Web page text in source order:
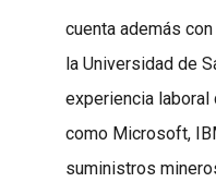
cuenta además
la Universidad de
experiencia laboral
como Microsoft,
suministros